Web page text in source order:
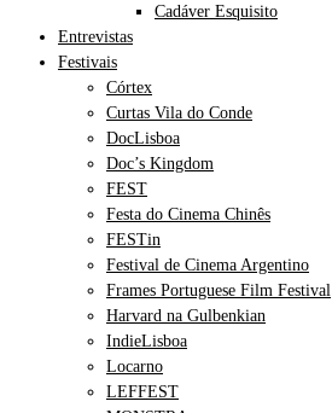
Cadáver Esquisito
Entrevistas
Festivais
Córtex
Curtas Vila do Conde
DocLisboa
Doc’s Kingdom
FEST
Festa do Cinema Chinês
FESTin
Festival de Cinema Argentino
Frames Portuguese Film Festival
Harvard na Gulbenkian
IndieLisboa
Locarno
LEFFEST